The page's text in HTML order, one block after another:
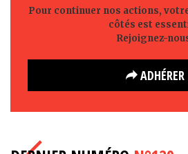
Pour continuer nos actions,
côtés est
Rejoignez-
ADHÉRER